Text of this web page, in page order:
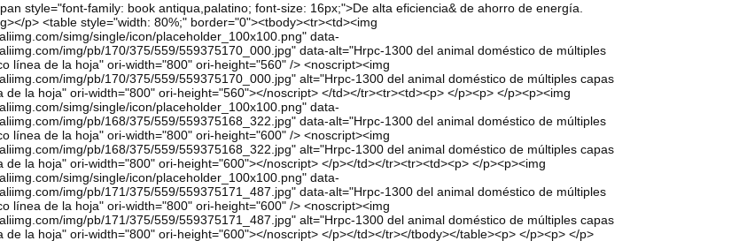
style="font-family: book antiqua,palatino; font-size: 16px;">De alta eficiencia& de ahorro de energía.
p> <table style="width: 80%;" border="0"><tbody><tr><td><img
simg/single/icon/placeholder_100x100.png" data-
img/pb/170/375/559/559375170_000.jpg" data-alt="Hrpc-1300 del animal doméstico de múltiples
línea de la hoja" ori-width="800" ori-height="560" /> <noscript><img
img/pb/170/375/559/559375170_000.jpg" alt="Hrpc-1300 del animal doméstico de múltiples capas
de la hoja" ori-width="800" ori-height="560"></noscript> </td></tr><tr><td><p> </p><p> </p><p><img
simg/single/icon/placeholder_100x100.png" data-
img/pb/168/375/559/559375168_322.jpg" data-alt="Hrpc-1300 del animal doméstico de múltiples
línea de la hoja" ori-width="800" ori-height="600" /> <noscript><img
img/pb/168/375/559/559375168_322.jpg" alt="Hrpc-1300 del animal doméstico de múltiples capas
de la hoja" ori-width="800" ori-height="600"></noscript> </p></td></tr><tr><td><p> </p><p><img
simg/single/icon/placeholder_100x100.png" data-
img/pb/171/375/559/559375171_487.jpg" data-alt="Hrpc-1300 del animal doméstico de múltiples
línea de la hoja" ori-width="800" ori-height="600" /> <noscript><img
img/pb/171/375/559/559375171_487.jpg" alt="Hrpc-1300 del animal doméstico de múltiples capas
de la hoja" ori-width="800" ori-height="600"></noscript> </p></td></tr></tbody></table><p> </p><p> </p>